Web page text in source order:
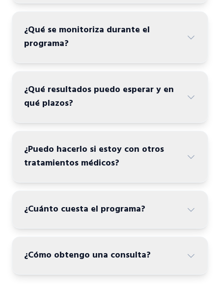
¿Qué se monitoriza durante el
programa?
¿Qué resultados puedo esperar y en
qué plazos?
¿Puedo hacerlo si estoy con otros
tratamientos médicos?
¿Cuánto cuesta el programa?
¿Cómo obtengo una consulta?